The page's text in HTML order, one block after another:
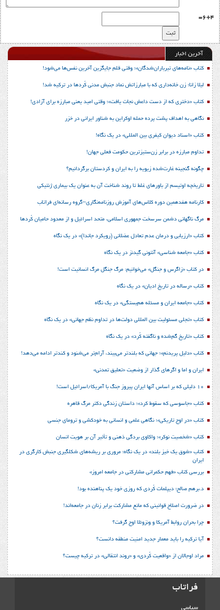
6+4=
آخرین اخبار
کتاب «نامه‌های تیرباران‌شدگان»؛ وقتی قلم جایگزین آخرین نفس‌ها می‌شود!
لیلا زانا؛ زن خانه‌داری که با مبارزاتش نماد جنبش مدنی کُردها در ترکیه شد!
کتاب «دختری که از دست داعش نجات یافت»؛ وقتی امید یعنی مبارزه برای آزادی!
نگاهی به اهداف پشت پرده حمله اوکراین به شناور ایرانی در خزر
کتاب «اسناد دیوان کیفری بین المللی» در یک نگاه!
تداوم مبارزه در برابر زن‌ستیزترین حکومت فعلی جهان!
چگونه گنجینه غارت‌شده زیویه را به ایران و کردستان برگردانیم؟
تاریخچه اوتیسم از باورهای غلط تا روند شناخت آن به عنوان یک بیماری ژنتیکی
کارنامه هفدهمین دوره کلاس‌های آموزش روزنامه‌نگاری–گروه رسانه‌ای فراتاب
مرگ ناگهانی دشمن سرسخت جمهوری اسلامی، متحد اسرائیل و از معدود حامیان کُردها
کتاب «ارزیابی و درمان عدم تعادل عضلانی (رویکرد جاندا)» در یک نگاه
کتاب «جامعه شناسی» آنتونی گیدنز در یک نگاه
در کتاب «زاگرس و جنگل» می‌خوانیم: مرگ جنگل مرگ انسانیت است!
کتاب «رساله در تاریخ ادیان» در یک نگاه
کتاب «جامعه ایران و مسئله هم‌بستگی» در یک نگاه
کتاب «تجلی مسئولیت بین المللی دولت‌ها در تداوم نظم جهانی» در یک نگاه
کتاب «تاریخ گم‌شده و ناگفته کُرد» در یک نگاه
کتاب «دلیل پریدنم»؛ جهانی که بلندتر می‌بیند، آرام‌تر می‌شنود و کندتر ادامه می‌دهد!
ایران و اما و اگرهای گذار از وضعیت «تعلیق تمدنی»
10 دلیلی که بر اساس آنها ایران پیروز جنگ با آمریکا/اسرائیل است!
کتاب «جاسوسی که سقوط کرد»؛ داستان زندگی دکتر مرگ قاهره
کتاب «در اوج تاریکی»؛ نگاهی علمی و انسانی به خودکشی و ترومای جنسی
کتاب «شخصیت نوکر»؛ واکاوی بردگی ذهنی و تأثیر آن بر هویت انسان
کتاب «شوق یک خیز بلند» در یک نگاه؛ مروری بر ریشه‌های شکل‎گیری جنبش کارگری در
ایران
بررسی کتاب «فهم حکمرانی مشارکتی در جامعه امروز»
د.برهم صالح؛ دیپلمات کُردی که روزی خود یک پناهنده بود!
در ضرورت اصلاح قوانینی که مانع مشارکت برابر زنان در جامعه‌اند!
چرا بحران روابط آمریکا و ونزوئلا اوج گرفت؟
آیا ترکیه را باید معمار جدید امنیت منطقه دانست؟
مراد اوجالان از «واقعیت کُردی» و «روند انتقالی» در ترکیه چیست؟
فراتاب
سیاسی